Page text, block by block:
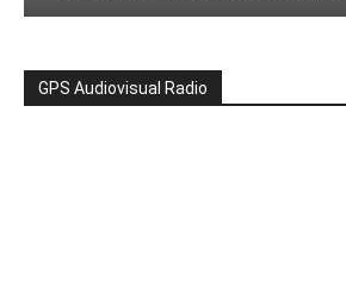
GPS Audiovisual Radio